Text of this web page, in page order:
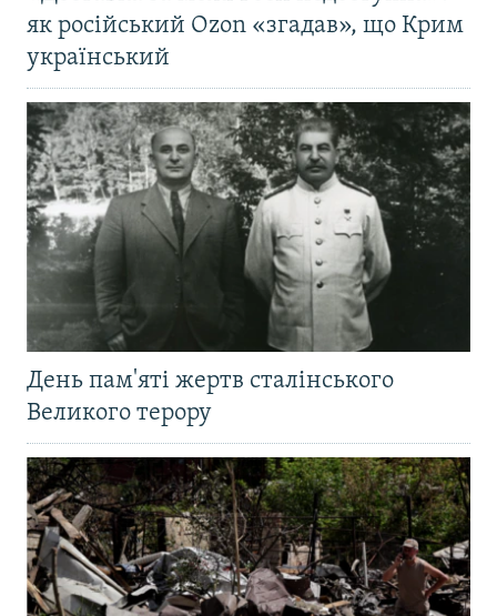
як російський Ozon «згадав», що Крим
український
День пам'яті жертв сталінського
Великого терору